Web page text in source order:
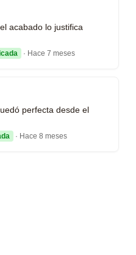
acabado lo justifica
· Hace 7 meses
perfecta desde el
· Hace 8 meses